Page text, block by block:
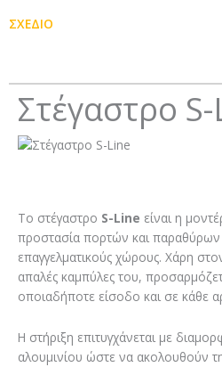
ΣΧΕΔΙΟ
Στέγαστρο
Tο στέγαστρο S-Line είναι η
προστασία πορτών και παραθύρων
επαγγελματικούς χώρους. Χάρη
απαλές καμπύλες του,
οποιαδήποτε είσοδο και σε κάθε
Η στήριξη επιτυγχάνεται με
αλουμινίου ώστε να ακολουθούν